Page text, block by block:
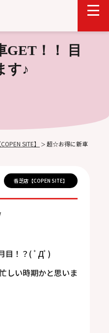
！！ 目
す♪
SITE】 ＞ 超☆お得に新車
香芝店【COPEN SITE】
目！？( ﾟДﾟ)
しい時期かと思いま